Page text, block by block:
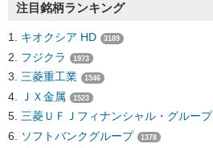
注目銘柄ランキング
キオクシア HD 3189
フジクラ 1973
三菱重工業 1546
ＪＸ金属 1523
三菱ＵＦＪフィナンシャル・グループ
ソフトバンクグループ 1378